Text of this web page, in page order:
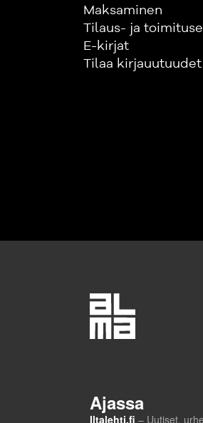
Maksaminen
Tilaus- ja
E-kirjat
Tilaa